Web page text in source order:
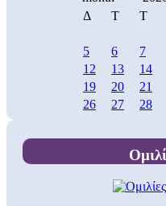
Δ
Τ Τ
5
6 7
12
13 14
19
20 21
26
27 28